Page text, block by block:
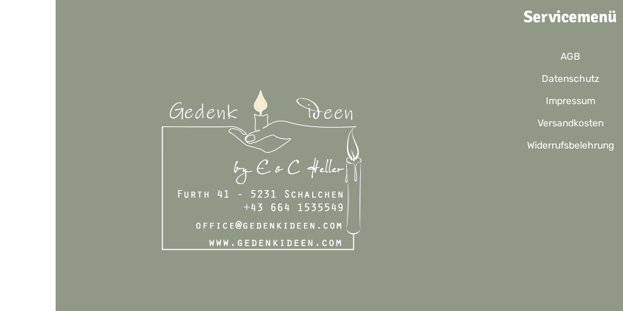
Servicemenü
AGB
Datenschutz
Impressum
Versandkosten
Widerrufsbelehrung